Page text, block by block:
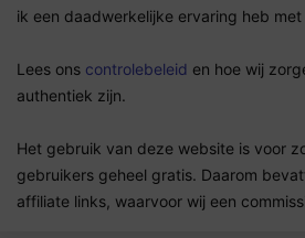
ik een daadwerkelijke ervaring heb
Lees ons controlebeleid en hoe wij
authentiek zijn.
Het gebruik van deze website is voor
gebruikers geheel gratis. Daarom
affiliate links, waarvoor wij een